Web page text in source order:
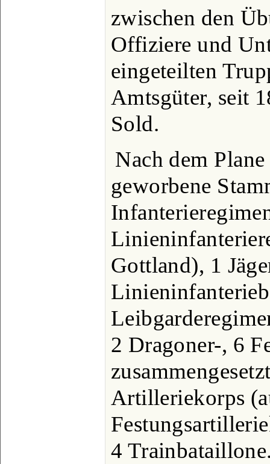
zwischen den
Offiziere und
eingeteilten
Amtsgüter, seit
Sold.
Nach dem
geworbene
Gottland), 1
2 Dragoner-, 6
Artilleriekorps
4